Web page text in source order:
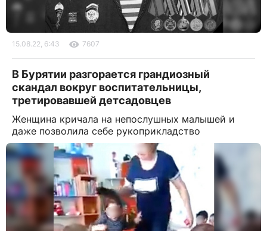
15.08.22, 6:43 7607
В Бурятии разгорается грандиозный
скандал вокруг воспитательницы,
третировавшей детсадовцев
Женщина кричала на непослушных малышей и
даже позволила себе рукоприкладство